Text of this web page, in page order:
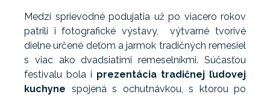
Medzi sprievodné podujatia už po viacero rokov
patrili i fotografické výstavy, výtvarné tvorivé
dielne určené deťom a jarmok tradičných remesiel
s viac ako dvadsiatimi remeselníkmi. Súčasťou
festivalu bola i prezentácia tradičnej ľudovej
kuchyne spojená s ochutnávkou, s ktorou po